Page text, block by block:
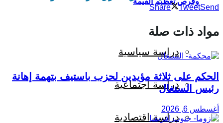
دراسة سياسية
دراسة اجتماعية
دراسة اقتصادية
Share TweetSend
مواد ذات صلة
الحكم على ثلاثة مؤيدين لحزب باستيف بتهمة إهانة
رئيس السنغال
أغسطس 6, 2026